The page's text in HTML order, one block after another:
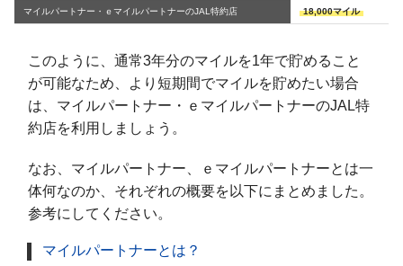
マイルパートナー・ｅマイルパートナーのJAL特約店 18,000マイル
このように、通常3年分のマイルを1年で貯めること
が可能なため、より短期間でマイルを貯めたい場合
は、マイルパートナー・ｅマイルパートナーのJAL特
約店を利用しましょう。
なお、マイルパートナー、ｅマイルパートナーとは一
体何なのか、それぞれの概要を以下にまとめました。
参考にしてください。
マイルパートナーとは？